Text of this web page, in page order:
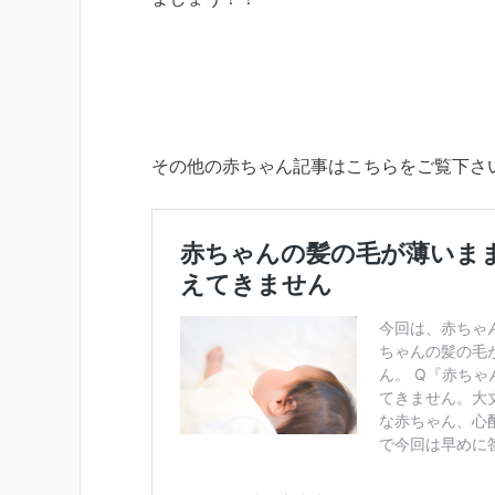
その他の赤ちゃん記事はこちらをご覧下さ